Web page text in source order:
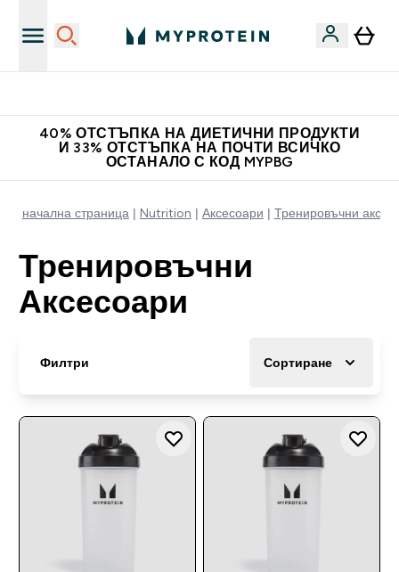
40% ОТСТЪПКА НА ДИЕТИЧНИ ПРОДУКТИ
И 33% ОТСТЪПКА НА ПОЧТИ ВСИЧКО
ОСТАНАЛО С КОД MYPBG
начална страница Nutrition Аксесоари Тренировъчни
Тренировъчни
Аксесоари
Филтри Сортиране